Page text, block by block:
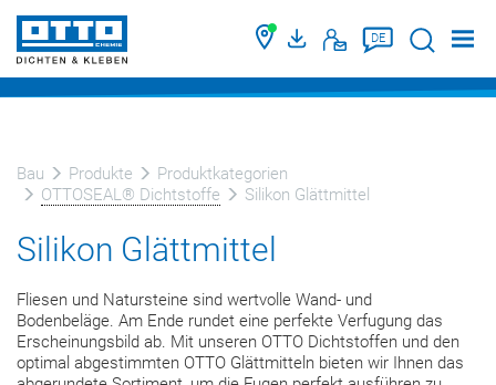
DE Suche
Bau Produkte
Produktkategorien
OTTOSEAL® Dichtstoffe
Silikon Glättmittel
Silikon Glättmittel
Fliesen und Natursteine sind wertvolle Wand- und
Bodenbeläge. Am Ende rundet eine perfekte Verfugung das
Erscheinungsbild ab. Mit unseren OTTO Dichtstoffen und den
optimal abgestimmten OTTO Glättmitteln bieten wir Ihnen das